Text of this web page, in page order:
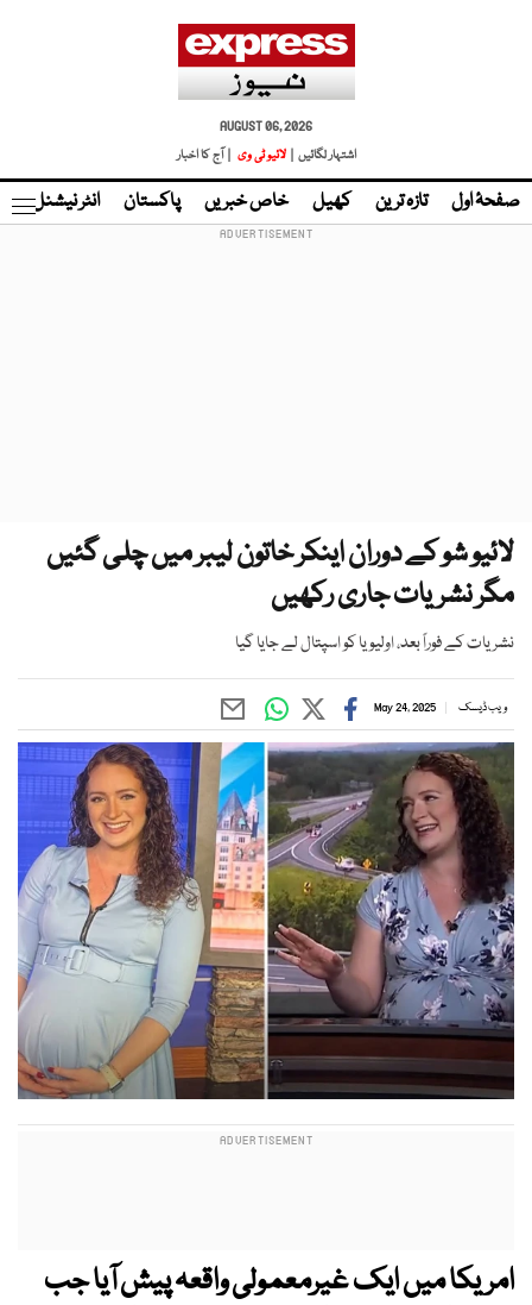
AUGUST 06, 2026
اشتہار لگائیں |
لائیو ٹی وی | آج کا اخبار
صفحۂ اول تازہ ترین کھیل خاص خبریں پاکستان انٹر نیشنل
لائیو شو کے دوران اینکر خاتون لیبر میں چلی گئیں
مگر نشریات جاری رکھیں
نشریات کے فوراً بعد، اولیویا کو اسپتال لے جایا گیا
ویب ڈیسک May 24, 2025
امریکا میں ایک غیرمعمولی واقعہ پیش آیا جب